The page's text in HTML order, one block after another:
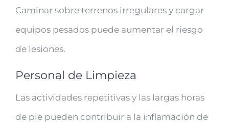
Caminar sobre terrenos irregulares y cargar
equipos pesados puede aumentar el riesgo
de lesiones.
Personal de Limpieza
Las actividades repetitivas y las largas horas
de pie pueden contribuir a la inflamación de